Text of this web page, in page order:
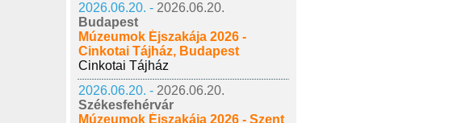
2026.06.20. - 2026.06.20.
Budapest
Múzeumok Éjszakája 2026 -
Cinkotai Tájház, Budapest
Cinkotai Tájház
2026.06.20. - 2026.06.20.
Székesfehérvár
Múzeumok Éjszakája 2026 - Szent